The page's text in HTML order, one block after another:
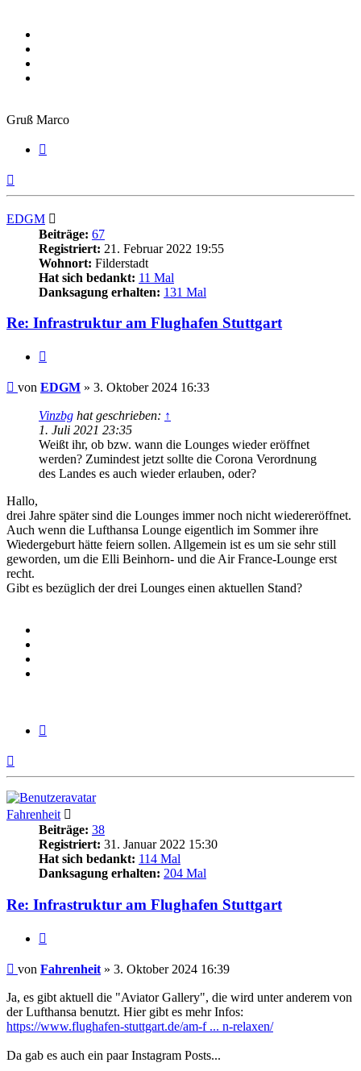
Gruß Marco
EDGM
Beiträge: 67
Registriert: 21. Februar 2022 19:55
Wohnort: Filderstadt
Hat sich bedankt: 11 Mal
Danksagung erhalten: 131 Mal
Re: Infrastruktur am Flughafen Stuttgart
Beitrag
von EDGM » 3. Oktober 2024 16:33
Vinzbg hat geschrieben: ↑
1. Juli 2021 23:35
Weißt ihr, ob bzw. wann die Lounges wieder eröffnet
werden? Zumindest jetzt sollte die Corona Verordnung
des Landes es auch wieder erlauben, oder?
Hallo,
drei Jahre später sind die Lounges immer noch nicht wiedereröffnet.
Auch wenn die Lufthansa Lounge eigentlich im Sommer ihre
Wiedergeburt hätte feiern sollen. Allgemein ist es um sie sehr still
geworden, um die Elli Beinhorn- und die Air France-Lounge erst
recht.
Gibt es bezüglich der drei Lounges einen aktuellen Stand?
Fahrenheit
Beiträge: 38
Registriert: 31. Januar 2022 15:30
Hat sich bedankt: 114 Mal
Danksagung erhalten: 204 Mal
Re: Infrastruktur am Flughafen Stuttgart
Beitrag
von Fahrenheit » 3. Oktober 2024 16:39
Ja, es gibt aktuell die "Aviator Gallery", die wird unter anderem von
der Lufthansa benutzt. Hier gibt es mehr Infos:
https://www.flughafen-stuttgart.de/am-f ... n-relaxen/
Da gab es auch ein paar Instagram Posts...